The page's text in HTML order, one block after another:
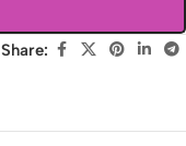
Share: